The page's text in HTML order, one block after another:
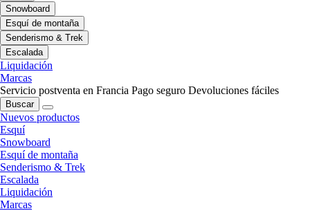
Snowboard
Esquí de montaña
Senderismo & Trek
Escalada
Liquidación
Marcas
Servicio postventa en Francia Pago seguro Devoluciones fáciles
Buscar
Nuevos productos
Esquí
Snowboard
Esquí de montaña
Senderismo & Trek
Escalada
Liquidación
Marcas